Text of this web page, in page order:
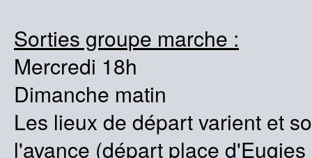
Sorties groupe marche :
Mercredi 18h
Dimanche matin
Les lieux de départ varient et
l'avance (départ place